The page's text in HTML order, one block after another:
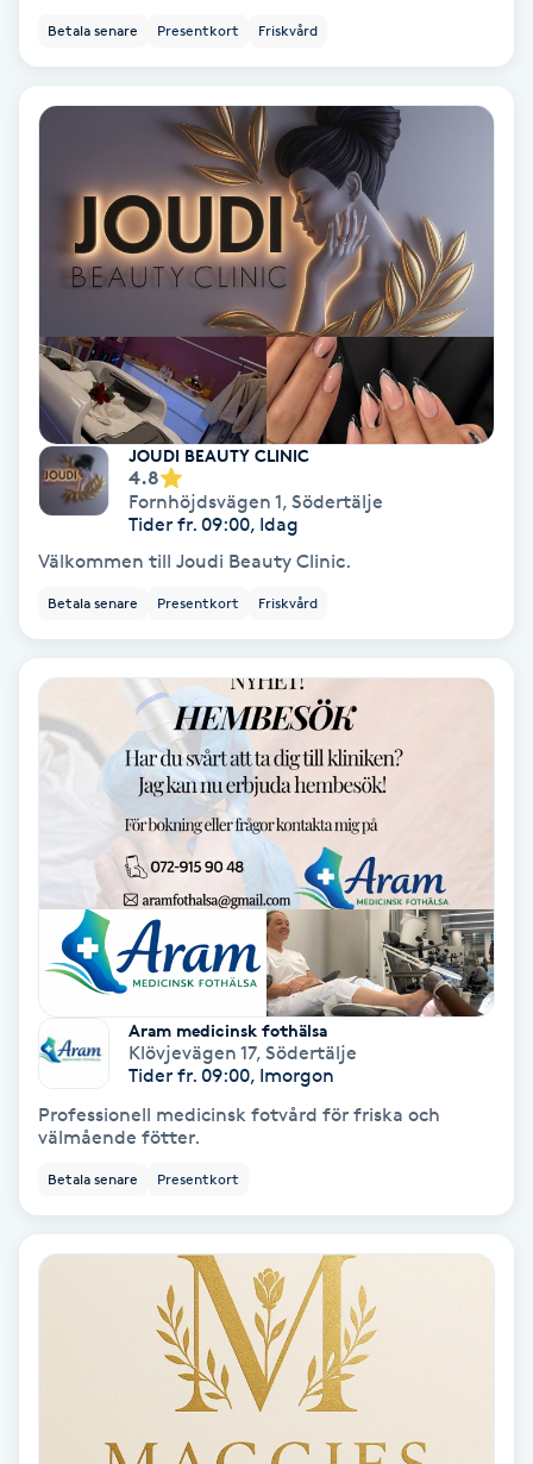
Reiki massage
Restorative Yoga
Rosacea
Rosenmetoden
Ryggmassage
Samtalsterapi
Senioryoga
Singelfransar
Sjukgymnastik
Skalpmassage
Skinbooster
Sklerosering
Skoinlägg
Skägg
Betala senare Presentkort Friskvård
JOUDI BEAUTY CLINIC
4.8
Fornhöjdsvägen 1, Södertälje
Tider fr. 09:00, Idag
Välkommen till Joudi Beauty Clinic.
Betala senare Presentkort Friskvård
Aram medicinsk fothälsa
Klövjevägen 17, Södertälje
Tider fr. 09:00, Imorgon
Professionell medicinsk fotvård för friska och
välmående fötter.
Betala senare Presentkort